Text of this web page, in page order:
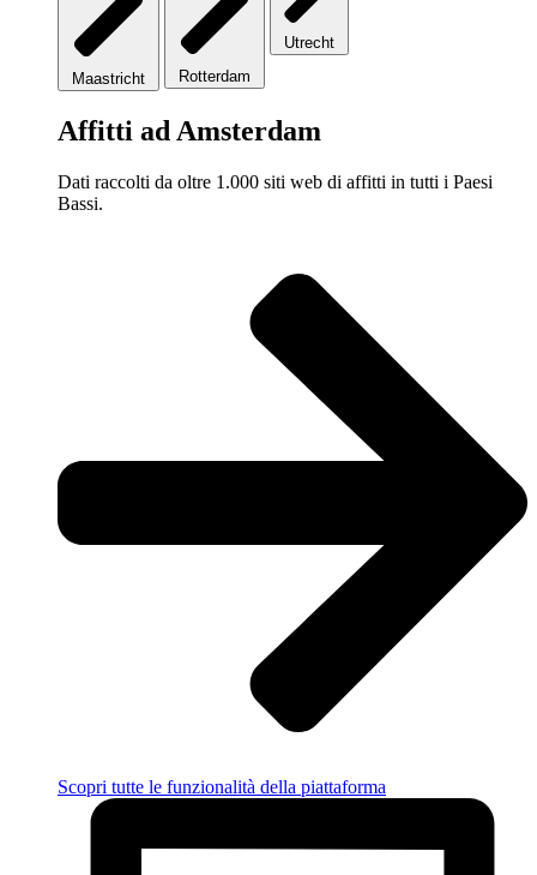
Maastricht Rotterdam
Utrecht
Affitti ad Amsterdam
Dati raccolti da oltre 1.000 siti web di affitti in tutti i Paesi
Bassi.
Scopri tutte le funzionalità della piattaforma